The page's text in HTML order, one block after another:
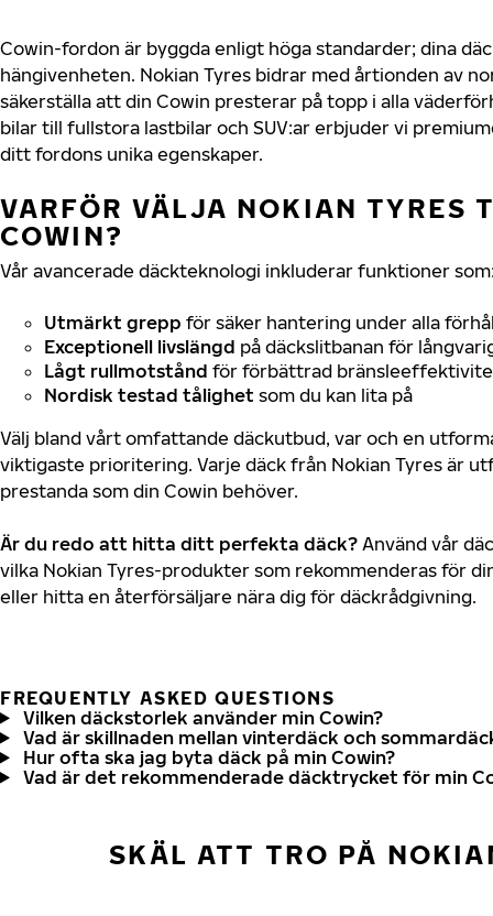
Cowin-fordon är byggda enligt höga standarder; dina
hängivenheten. Nokian Tyres bidrar med årtionden av
säkerställa att din Cowin presterar på topp i alla
bilar till fullstora lastbilar och SUV:ar erbjuder vi
ditt fordons unika egenskaper.
VARFÖR VÄLJA NOKIAN TYRES
COWIN?
Vår avancerade däckteknologi inkluderar funktioner
Utmärkt grepp för säker hantering under alla
Exceptionell livslängd på däckslitbanan för
Lågt rullmotstånd för förbättrad
Nordisk testad tålighet som du kan lita på
Välj bland vårt omfattande däckutbud, var och en
viktigaste prioritering. Varje däck från Nokian Tyres är
prestanda som din Cowin behöver.
Är du redo att hitta ditt perfekta däck? Använd vår
vilka Nokian Tyres-produkter som rekommenderas för
eller hitta en återförsäljare nära dig för däckrådgivning.
FREQUENTLY ASKED QUESTIONS
Vilken däckstorlek använder min Cowin?
Vad är skillnaden mellan vinterdäck och
Hur ofta ska jag byta däck på min Cowin?
Vad är det rekommenderade däcktrycket för min
SKÄL ATT TRO PÅ